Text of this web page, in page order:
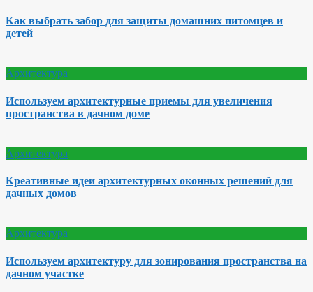
Как выбрать забор для защиты домашних питомцев и
детей
Архитектура
Используем архитектурные приемы для увеличения
пространства в дачном доме
Архитектура
Креативные идеи архитектурных оконных решений для
дачных домов
Архитектура
Используем архитектуру для зонирования пространства на
дачном участке